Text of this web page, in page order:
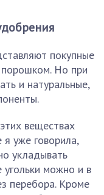
покупные
Но при
и натуральные,
веществах
уже говорила,
укладывать
угольки можно и в
перебора. Кроме